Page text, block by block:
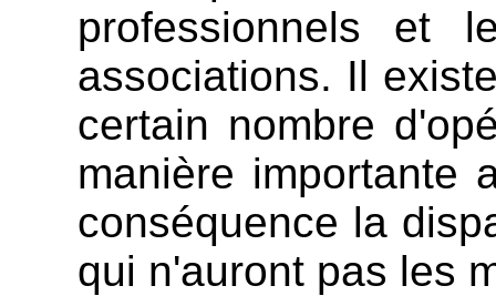
professionnels et
associations. Il
certain nombre
manière importante
conséquence la
qui n'auront pas les